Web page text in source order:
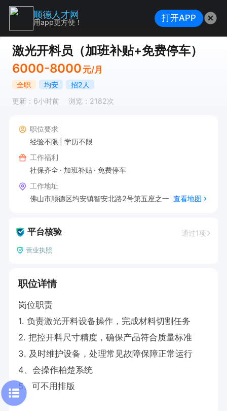
激光开料员（加班补贴+免费停车）
6000-8000 元/月
全职 均安
招2人
更新：6小时前
浏览：2182次
职位要求
经验不限
学历不限
工作福利
社保齐全
加班补贴
免费停车
工作地址
佛山市顺德区均安镇智安北路2号第五座之一 查看地图
平台核验 通过1项
营业执照
职位详情
岗位职责
1. 负责激光开料设备操作，完成材料切割任务
2. 把控开料尺寸精度，确保产品符合质量标准
3. 及时维护设备，处理常见故障保障正常运行
4、会操作柏楚系统
5、可不用排版
顺德人才网
用app更方便！ 打开APP